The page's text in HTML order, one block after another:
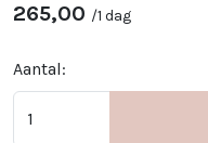
265,00 /1 dag
Aantal: